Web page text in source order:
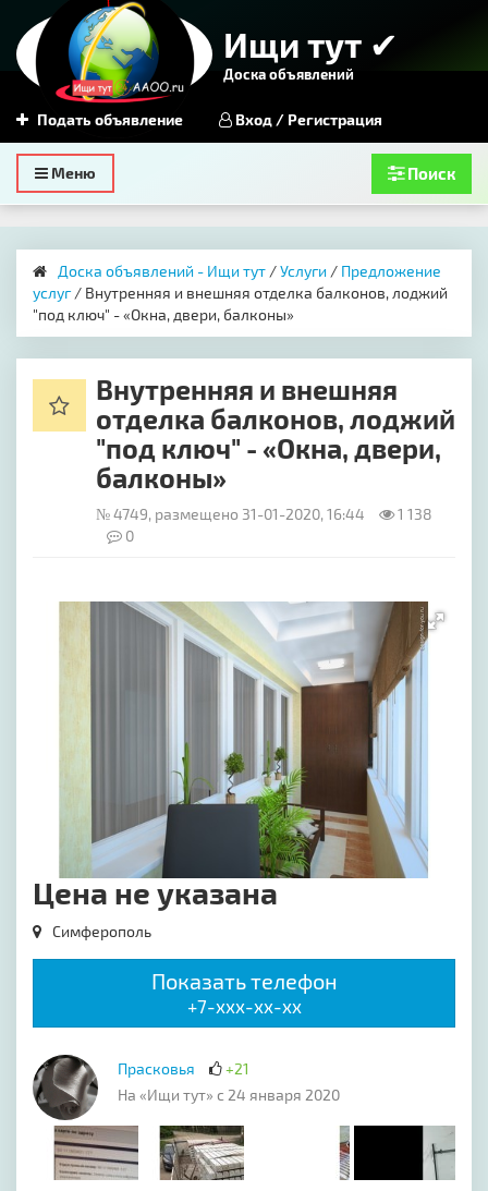
Ищи тут ✔
Доска объявлений
Подать объявление Вход / Регистрация
Toggle
navigation
Меню Поиск
Доска объявлений - Ищи тут /Услуги / Предложение
услуг/ Внутренняя и внешняя отделка балконов, лоджий
"под ключ" - «Окна, двери, балконы»
Внутренняя и внешняя
отделка балконов, лоджий
"под ключ" - «Окна, двери,
балконы»
№ 4749, размещено 31-01-2020, 16:44
1 138
0
Цена не указана
Симферополь
Показать телефон
+7-xxx-xx-xx
Прасковья
+21
На «Ищи тут» с 24 января 2020